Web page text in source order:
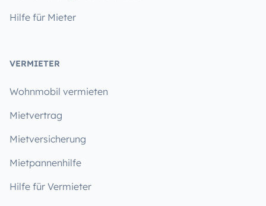
Hilfe für Mieter
VERMIETER
Wohnmobil vermieten
Mietvertrag
Mietversicherung
Mietpannenhilfe
Hilfe für Vermieter